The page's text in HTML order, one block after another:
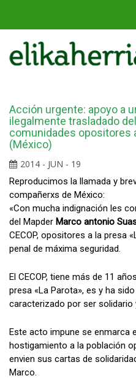
Acción urgente: apoyo a
ilegalmente trasladado
comunidades opositores
(México)
2014 - JUN - 19
Reproducimos la llamada y
compañerxs de México:
«Con mucha indignación les
del Mapder Marco antonio
CECOP, opositores a la presa
penal de máxima seguridad.
El CECOP, tiene más de 11
presa «La Parota», es y ha
caracterizado por ser solidario
Este acto impune se enmarca
hostigamiento a la población
envien sus cartas de
Marco.